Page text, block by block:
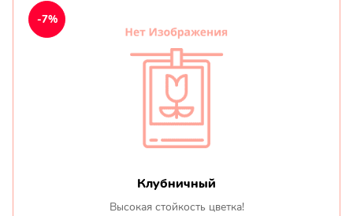
Клубничный
Высокая стойкость цветка!
-7%